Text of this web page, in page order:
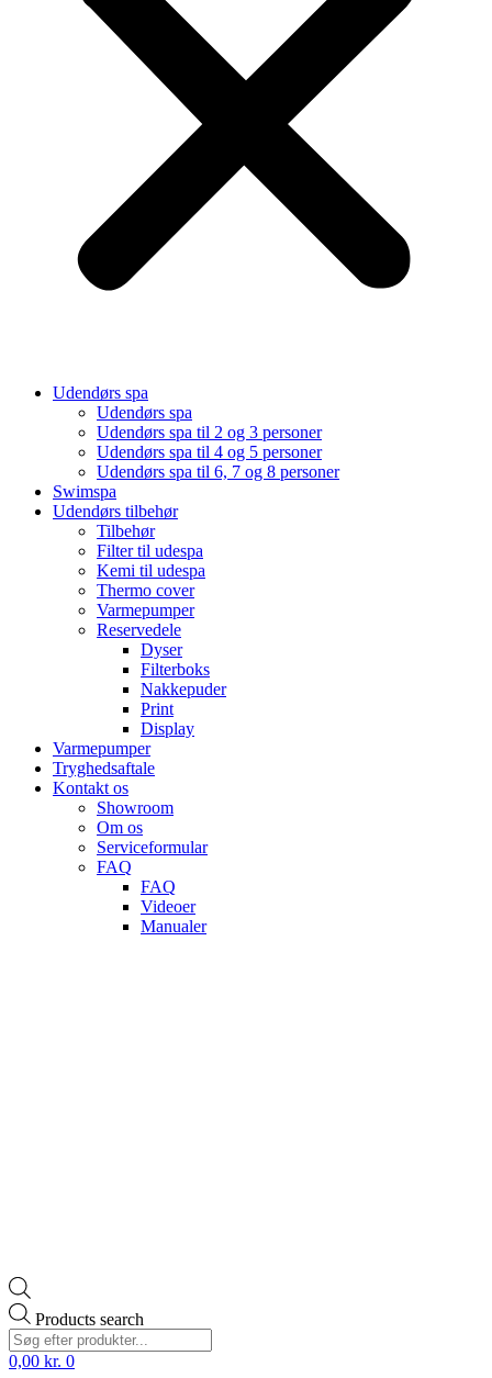
Udendørs spa
Udendørs spa
Udendørs spa til 2 og 3 personer
Udendørs spa til 4 og 5 personer
Udendørs spa til 6, 7 og 8 personer
Swimspa
Udendørs tilbehør
Tilbehør
Filter til udespa
Kemi til udespa
Thermo cover
Varmepumper
Reservedele
Dyser
Filterboks
Nakkepuder
Print
Display
Varmepumper
Tryghedsaftale
Kontakt os
Showroom
Om os
Serviceformular
FAQ
FAQ
Videoer
Manualer
Products search
0,00 kr. 0